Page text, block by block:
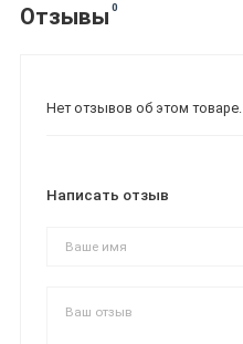
Отзывы 0
Нет отзывов об этом товаре.
Написать отзыв